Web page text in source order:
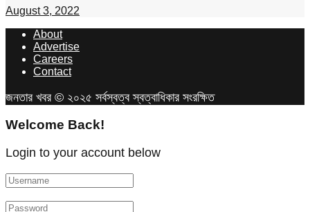
August 3, 2022
About
Advertise
Careers
Contact
জনতার খবর © ২০২৫ সর্বস্বত্ব স্বত্বাধিকার সংরক্ষিত
Welcome Back!
Login to your account below